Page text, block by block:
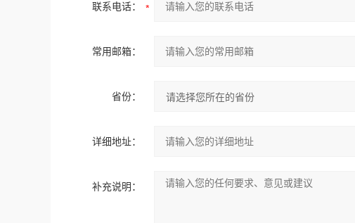
联系电话：
常用邮箱：
省份：
详细地址：
补充说明：